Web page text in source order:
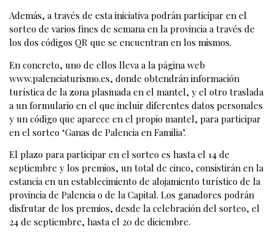
Además, a través de esta iniciativa podrán participar en el
sorteo de varios fines de semana en la provincia a través de
los dos códigos QR que se encuentran en los mismos.
En concreto, uno de ellos lleva a la página web
www.palenciaturismo.es, donde obtendrán información
turística de la zona plasmada en el mantel, y el otro traslada
a un formulario en el que incluir diferentes datos personales
y un código que aparece en el propio mantel, para participar
en el sorteo ‘Ganas de Palencia en Familia’.
El plazo para participar en el sorteo es hasta el 14 de
septiembre y los premios, un total de cinco, consistirán en la
estancia en un establecimiento de alojamiento turístico de la
provincia de Palencia o de la Capital. Los ganadores podrán
disfrutar de los premios, desde la celebración del sorteo, el
24 de septiembre, hasta el 20 de diciembre.